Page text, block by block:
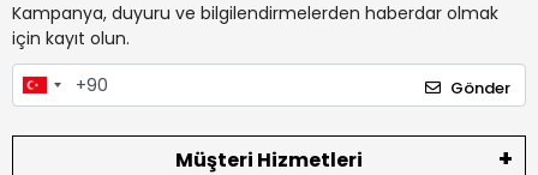
Kampanya, duyuru ve bilgilendirmelerden haberdar olmak
için kayıt olun.
Gönder
Müşteri Hizmetleri